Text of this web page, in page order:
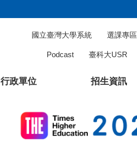
國立臺灣大學系統 選課專區
Podcast 臺科大USR
行政單位 招生資訊